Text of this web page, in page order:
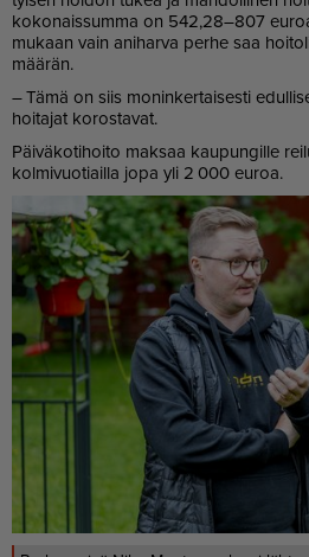
ko­ko­nais­sum­ma on 542,28–807
mu­kaan vain ani­har­va per­he saa
mää­rän.
– Tämä on siis mo­nin­ker­tai­ses­ti
hoi­ta­jat ko­ros­ta­vat.
Päi­vä­ko­ti­hoi­to mak­saa kau­pun­gil­le
kol­mi­vuo­ti­ail­la jopa yli 2 000 eu­roa.